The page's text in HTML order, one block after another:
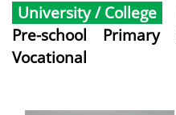
University / College
Pre-school
Primary
Vocational